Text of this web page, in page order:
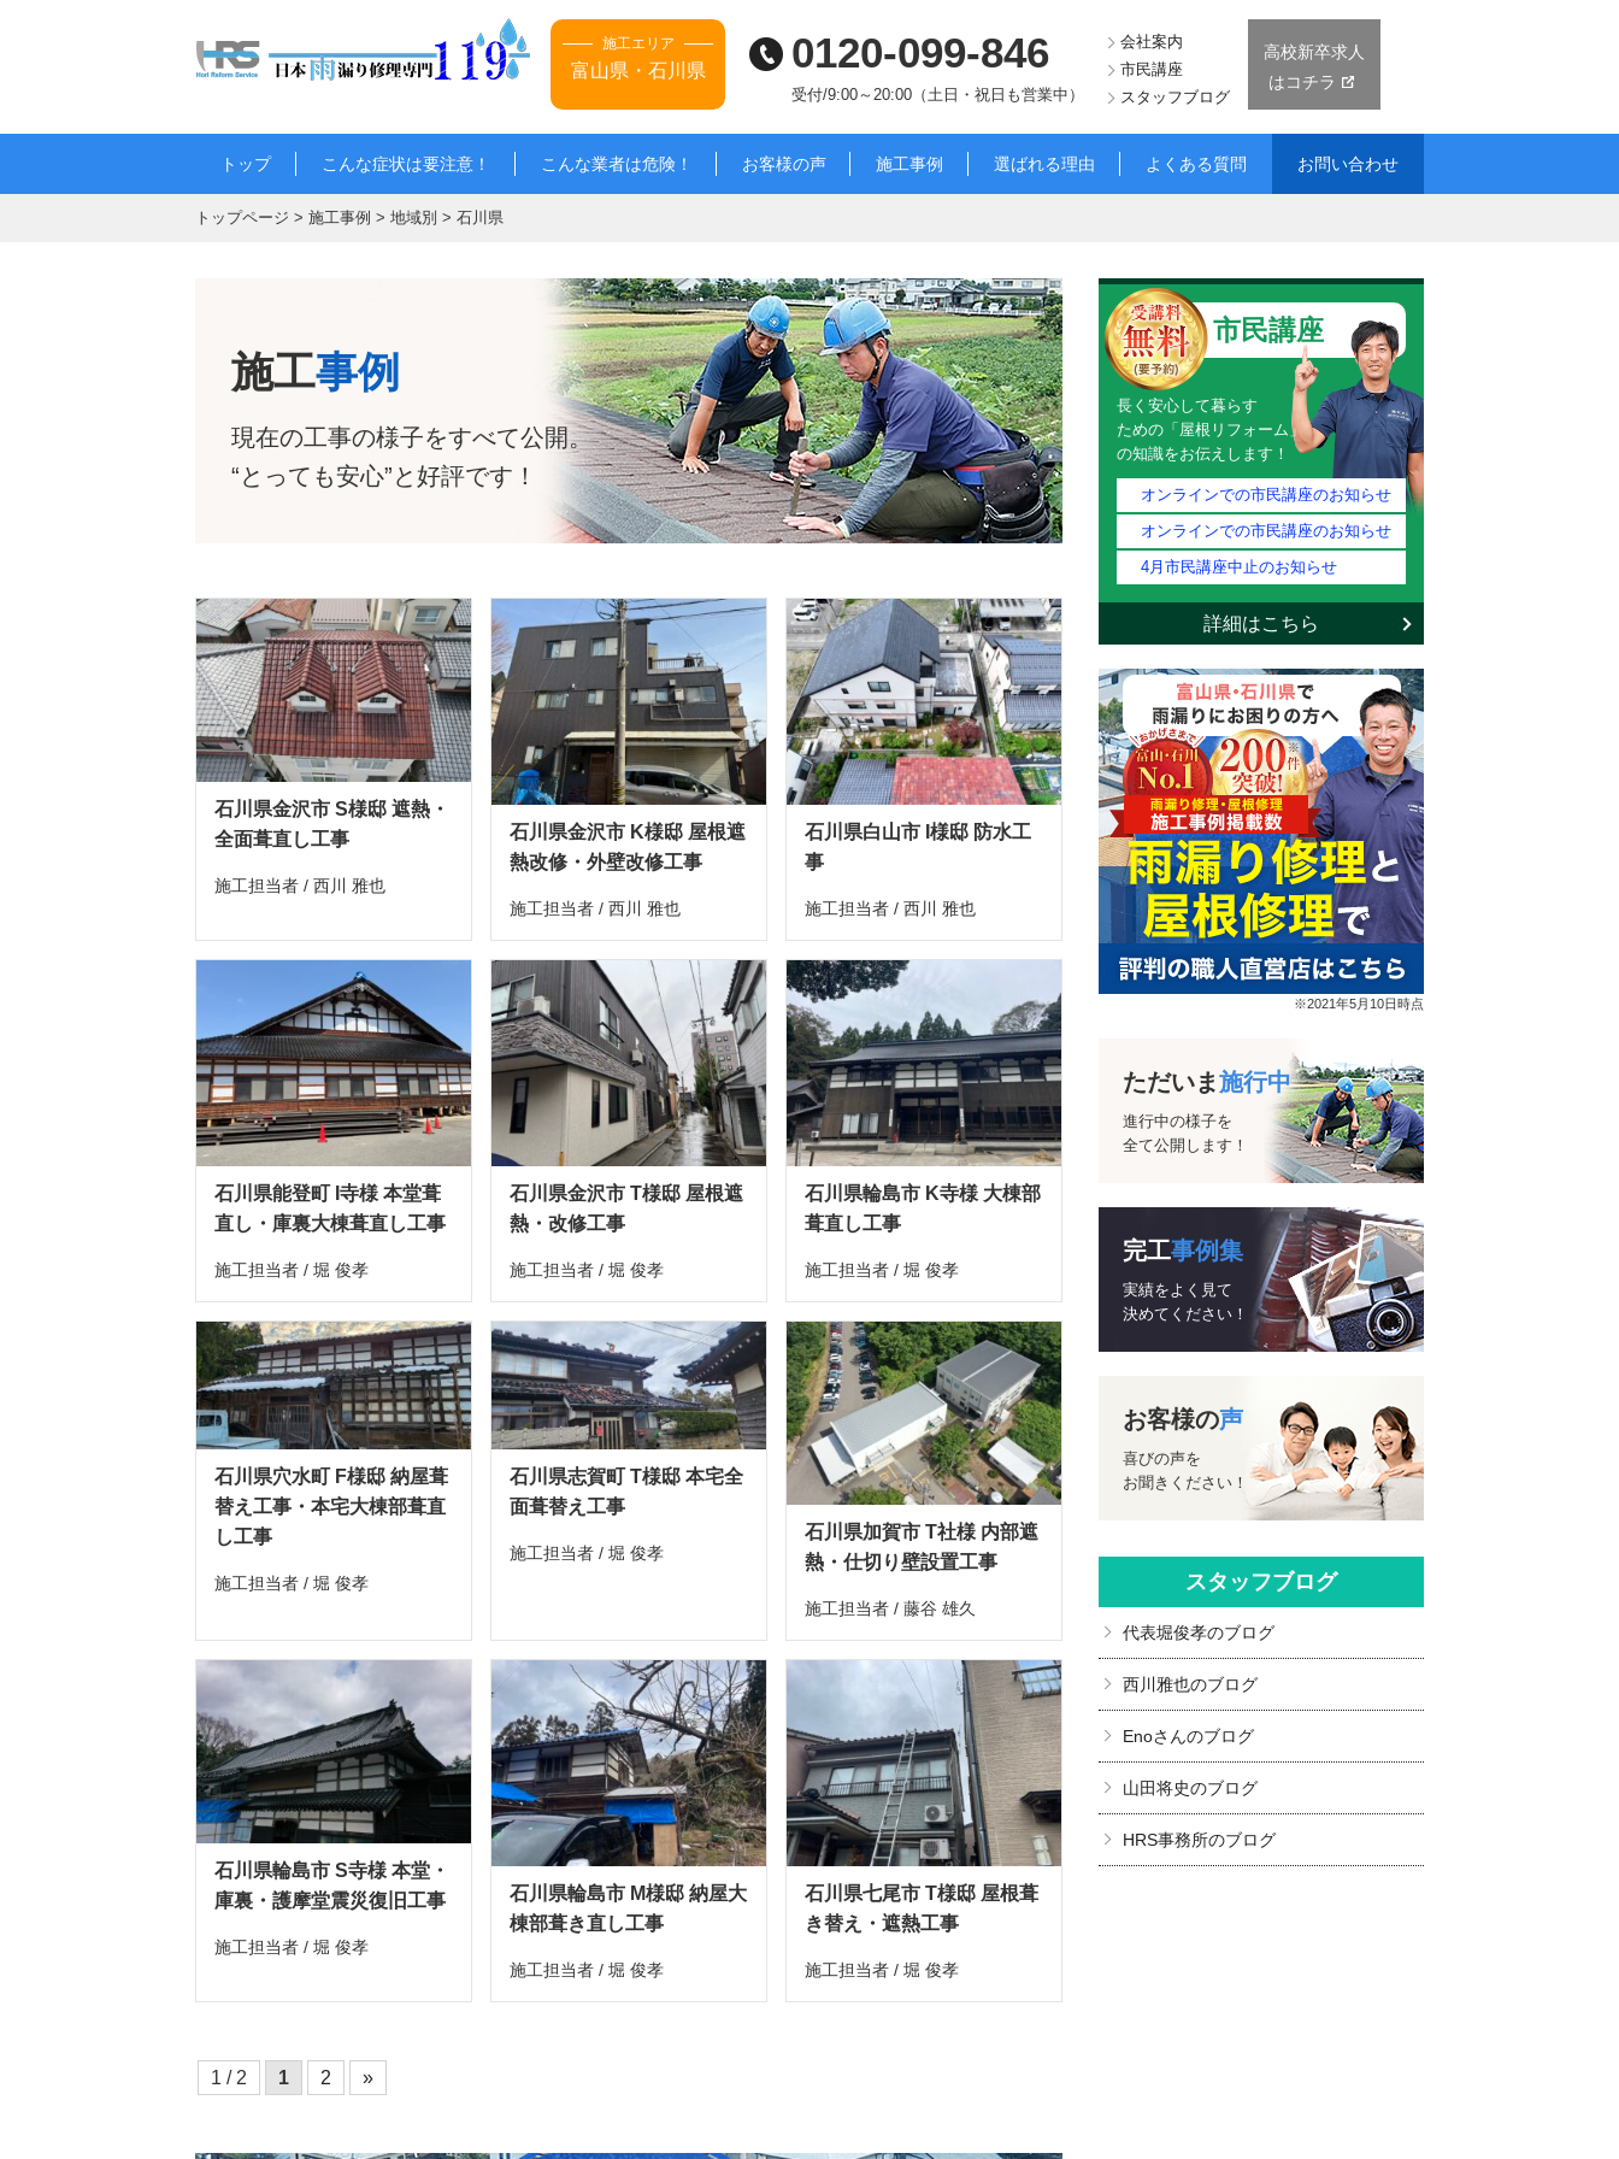
施工エリア
富山県・石川県 0120-099-846
受付/9:00～20:00（土日・祝日も営業中）
会社案内
市民講座
スタッフブログ
高校新卒求人
はコチラ
トップ こんな症状は要注意！ こんな業者は危険！ お客様の声 施工事例 選ばれる理由 よくある質問 お問い合わせ
トップページ > 施工事例 > 地域別 > 石川県
施工事例
現在の工事の様子をすべて公開。
“とっても安心”と好評です！
石川県金沢市 S様邸 遮熱・
全面葺直し工事
施工担当者 / 西川 雅也
石川県金沢市 K様邸 屋根遮
熱改修・外壁改修工事
施工担当者 / 西川 雅也
石川県白山市 I様邸 防水工
事
施工担当者 / 西川 雅也
石川県能登町 I寺様 本堂葺
直し・庫裏大棟葺直し工事
施工担当者 / 堀 俊孝
石川県金沢市 T様邸 屋根遮
熱・改修工事
施工担当者 / 堀 俊孝
石川県輪島市 K寺様 大棟部
葺直し工事
施工担当者 / 堀 俊孝
石川県穴水町 F様邸 納屋葺
替え工事・本宅大棟部葺直
し工事
施工担当者 / 堀 俊孝
石川県志賀町 T様邸 本宅全
面葺替え工事
施工担当者 / 堀 俊孝
石川県加賀市 T社様 内部遮
熱・仕切り壁設置工事
施工担当者 / 藤谷 雄久
石川県輪島市 S寺様 本堂・
庫裏・護摩堂震災復旧工事
施工担当者 / 堀 俊孝
石川県輪島市 M様邸 納屋大
棟部葺き直し工事
施工担当者 / 堀 俊孝
石川県七尾市 T様邸 屋根葺
き替え・遮熱工事
施工担当者 / 堀 俊孝
1 / 2 1 2 »
市民講座
長く安心して暮らす
ための「屋根リフォーム」
の知識をお伝えします！
オンラインでの市民講座のお知らせ
オンラインでの市民講座のお知らせ
4月市民講座中止のお知らせ
詳細はこちら
※2021年5月10日時点
ただいま施行中
進行中の様子を
全て公開します！
完工事例集
実績をよく見て
決めてください！
お客様の声
喜びの声を
お聞きください！
スタッフブログ
代表堀俊孝のブログ
西川雅也のブログ
Enoさんのブログ
山田将史のブログ
HRS事務所のブログ